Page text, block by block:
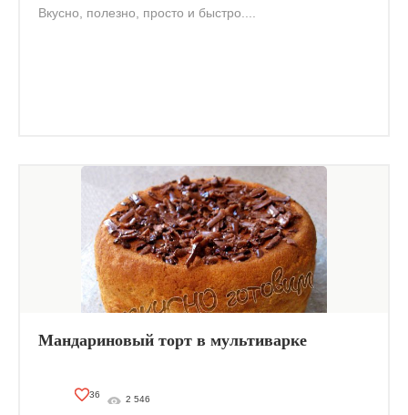
Вкусно, полезно, просто и быстро....
Мандариновый торт в мультиварке
36 2 546